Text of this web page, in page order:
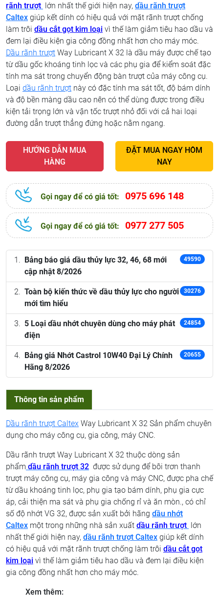
rãnh trượt lớn nhất thế giới hiện nay, dầu rãnh trượt
Caltex giúp kết dính có hiệu quả với mặt rãnh trượt chống
làm trôi dầu cắt gọt kim loại vì thế làm giảm tiêu hao dầu và
đem lại điều kiện gia công đồng nhất hơn cho máy móc.
Dầu rãnh trượt Way Lubricant X 32 là dầu máy được chế tạo
từ dầu gốc khoáng tinh lọc và các phụ gia để kiểm soát đặc
tính ma sát trong chuyển động bàn trượt của máy công cụ.
Loại dầu rãnh trượt này có đặc tính ma sát tốt, độ bám dính
và độ bền màng dầu cao nên có thể dùng được trong điều
kiện tải trọng lớn và vận tốc trượt nhỏ đối với cả hai loại
đường dẫn trượt thẳng đứng hoặc nằm ngang.
HƯỚNG DẪN MUA
HÀNG
ĐẶT MUA NGAY HÔM
NAY
Gọi ngay để có giá tốt: 0975 696 148
Gọi ngay để có giá tốt: 0977 277 505
Bảng báo giá dầu thủy lực 32, 46, 68 mới
cập nhật 8/2026
49590
Toàn bộ kiến thức về dầu thủy lực cho người
mới tìm hiểu
30276
5 Loại dầu nhớt chuyên dùng cho máy phát
điện
24854
Bảng giá Nhớt Castrol 10W40 Đại Lý Chính
Hãng 8/2026
20655
Thông tin sản phẩm
Dầu rãnh trượt Caltex Way Lubricant X 32 Sản phẩm chuyên
dụng cho máy công cụ, gia công, máy CNC.
Dầu rãnh trượt Way Lubricant X 32 thuộc dòng sản
phẩm dầu rãnh trượt 32 được sử dụng để bôi trơn thanh
trượt máy công cụ, máy gia công và máy CNC, được pha chế
từ dầu khoáng tinh lọc, phụ gia tạo bám dính, phụ gia cực
áp, cải thiện ma sát và phụ gia chống rỉ và ăn mòn., có chỉ
số độ nhớt VG 32, được sản xuất bởi hãng dầu nhớt
Caltex một trong những nhà sản xuất dầu rãnh trượt lớn
nhất thế giới hiện nay, dầu rãnh trượt Caltex giúp kết dính
có hiệu quả với mặt rãnh trượt chống làm trôi dầu cắt gọt
kim loại vì thế làm giảm tiêu hao dầu và đem lại điều kiện
gia công đồng nhất hơn cho máy móc.
Xem thêm: